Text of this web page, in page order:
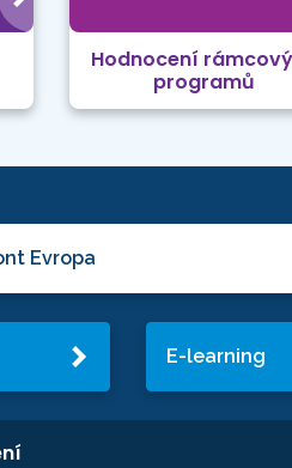
Hodnocení
programů
Evropa
E-learning